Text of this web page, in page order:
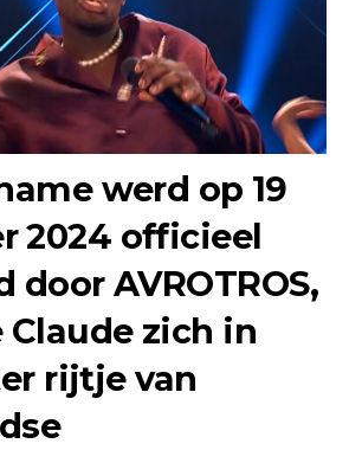
werd op 19
2024 officieel
doorAVROTROS,
Claude zich in
rijtje van